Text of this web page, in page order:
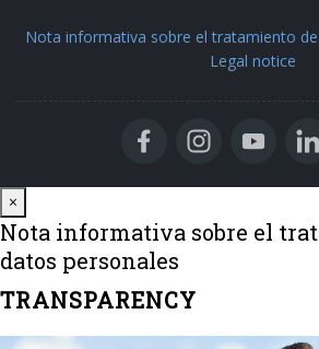
Nota informativa sobre el tratamiento
Legal notice
×
Nota informativa sobre el
datos personales
TRANSPARENCY